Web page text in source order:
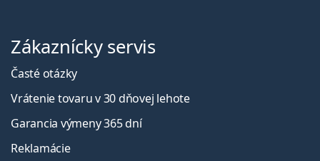
Zákaznícky servis
Časté otázky
Vrátenie tovaru v 30 dňovej lehote
Garancia výmeny 365 dní
Reklamácie